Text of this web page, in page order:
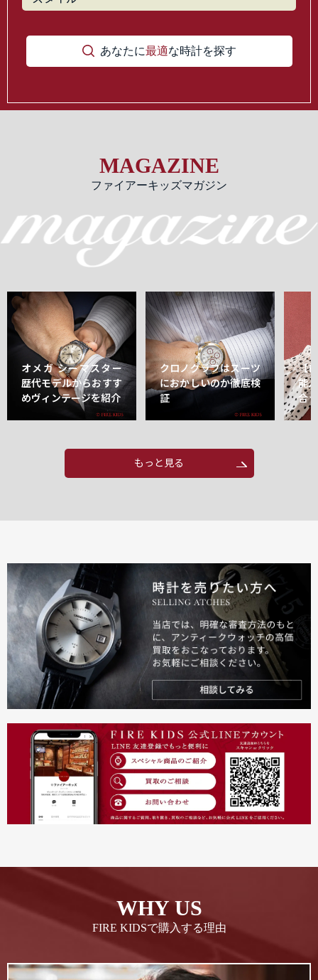
あなたに最適な時計を探す
MAGAZINE
ファイアーキッズマガジン
オメガ シーマスター
歴代モデルからおすす
めヴィンテージを紹介
クロノグラフはスーツ
におかしいのか徹底検
証
【
能
合
もっと見る
WHY US
FIRE KIDSで購入する理由